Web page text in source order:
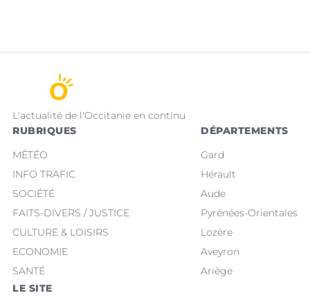
L'actualité de l'Occitanie en continu
RUBRIQUES
MÉTÉO
INFO TRAFIC
SOCIÉTÉ
FAITS-DIVERS / JUSTICE
CULTURE & LOISIRS
ECONOMIE
SANTÉ
DÉPARTEMENTS
Gard
Hérault
Aude
Pyrénées-Orientales
Lozère
Aveyron
Ariège
LE SITE